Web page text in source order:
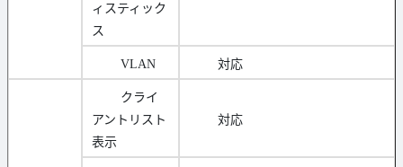
ィスティック
ス
VLAN 対応
クライ
アントリスト
表示
対応